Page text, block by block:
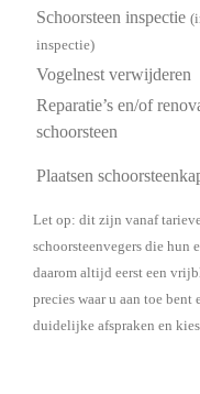
Schoorsteen inspectie
inspectie)
Vogelnest verwijderen
Reparatie’s en/of
schoorsteen
Plaatsen
Let op: dit zijn vanaf
schoorsteenvegers die hun
daarom altijd eerst een
precies waar u aan toe
duidelijke afspraken en